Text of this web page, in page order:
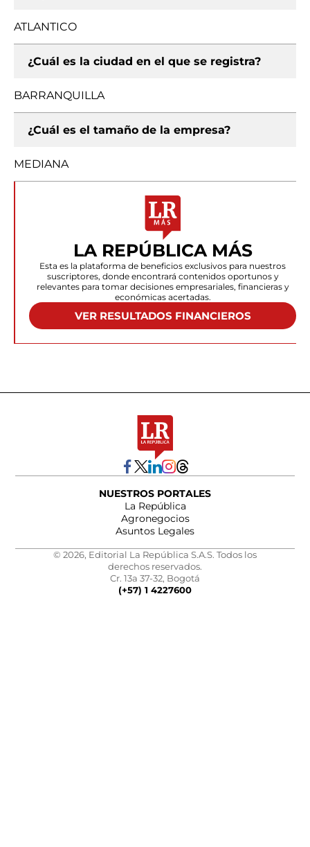
ATLANTICO
¿Cuál es la ciudad en el que se registra?
BARRANQUILLA
¿Cuál es el tamaño de la empresa?
MEDIANA
LA REPÚBLICA MÁS
Esta es la plataforma de beneficios exclusivos para nuestros
suscriptores, donde encontrará contenidos oportunos y
relevantes para tomar decisiones empresariales, financieras y
económicas acertadas.
VER RESULTADOS FINANCIEROS
NUESTROS PORTALES
La República
Agronegocios
Asuntos Legales
© 2026, Editorial La República S.A.S. Todos los
derechos reservados.
Cr. 13a 37-32, Bogotá
(+57) 1 4227600